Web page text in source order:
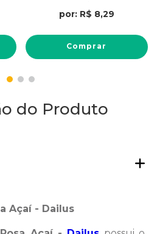
por: R$ 8,29
Comprar
do Produto
Açaí - Dailus